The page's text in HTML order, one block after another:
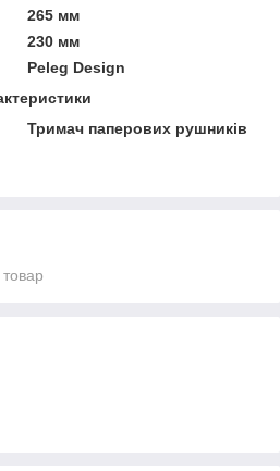
265 мм
230 мм
Peleg Design
Тримач паперових рушників